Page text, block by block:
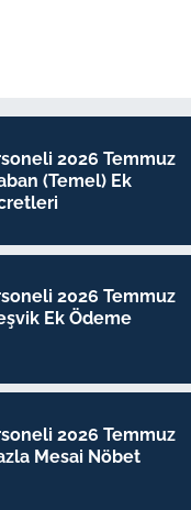
2026 Temmuz
(Temel) Ek
2026 Temmuz
Ek Ödeme
2026 Temmuz
Mesai Nöbet